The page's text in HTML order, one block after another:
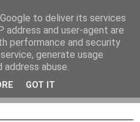
to deliver its services
address and user-agent are
performance and security
generate usage
abuse.
GOT IT